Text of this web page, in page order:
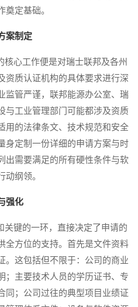
奠定基础。
案制定
心工作便是对瑞士联邦及各州
资质认证机构的具体要求进行深
监管严谨，联邦能源办公室、瑞
与工业管理部门可能都涉及资质
用的法律条文、技术规范和安全
身定制一份详细的申请方案与时
出需要满足的所有硬性条件与软
动纲领。
强化
键的一环，直接决定了申请的
全方位的支持。首先是文件资料
。这包括但不限于：公司的商业
；主要技术人员的学历证书、专
同；公司过往的典型项目业绩证